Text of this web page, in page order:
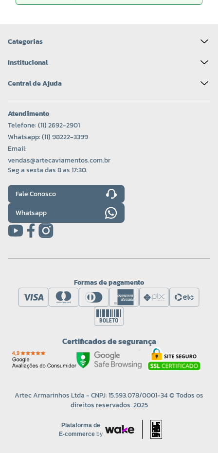
Categorias
Institucional
Central de Ajuda
Atendimento
Telefone: (11) 2692-2901
Whatsapp: (11) 98222-3399
Email:
vendas@artecaviamentos.com.br
Seg a sexta das 8 as 17:30.
Fale Conosco
Whatsapp
Formas de pagamento
Certificados de segurança
Artec Armarinhos Ltda - CNPJ: 15.593.078/0001-34 © Todos os
direitos reservados. 2025
Plataforma de
E-commerce by